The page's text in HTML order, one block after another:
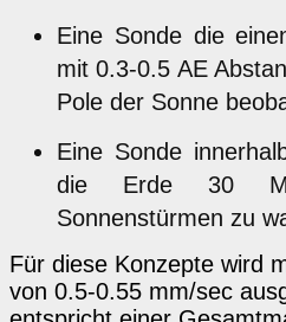
Eine Sonde die
mit 0.3-0.5 AE
Pole der Sonne
Eine Sonde
die Erde 30
Sonnenstürmen zu
Für diese Konzepte wird
von 0.5-0.55 mm/sec